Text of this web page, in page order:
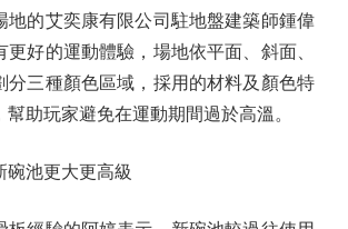
的艾奕康有限公司駐地盤建築師鍾偉
更好的運動體驗，場地依平面、斜面、
分三種顏色區域，採用的材料及顏色特
助玩家避免在運動期間過於高溫。
池更大更高級